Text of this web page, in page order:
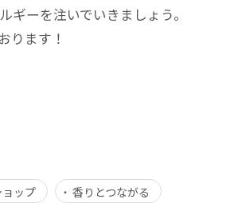
ギーを注いでいきましょう。
ります！
ップ 香りとつながる